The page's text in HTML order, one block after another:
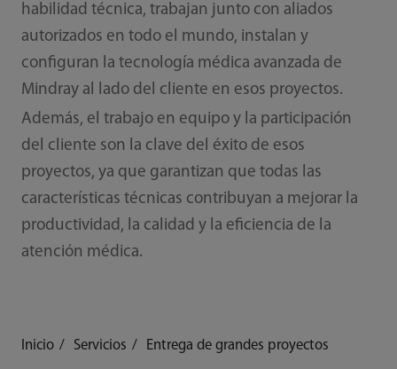
habilidad técnica, trabajan junto con aliados
autorizados en todo el mundo, instalan y
configuran la tecnología médica avanzada de
Mindray al lado del cliente en esos proyectos.
Además, el trabajo en equipo y la participación
del cliente son la clave del éxito de esos
proyectos, ya que garantizan que todas las
características técnicas contribuyan a mejorar la
productividad, la calidad y la eficiencia de la
atención médica.
Inicio Servicios Entrega de grandes proyectos